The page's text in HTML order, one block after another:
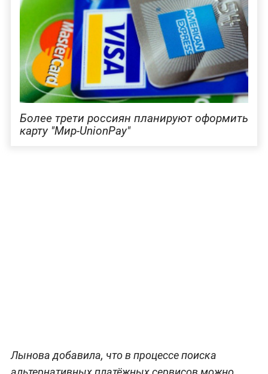
Более трети россиян планируют оформить
карту "Мир-UnionPay"
Лынова добавила, что в процессе поиска